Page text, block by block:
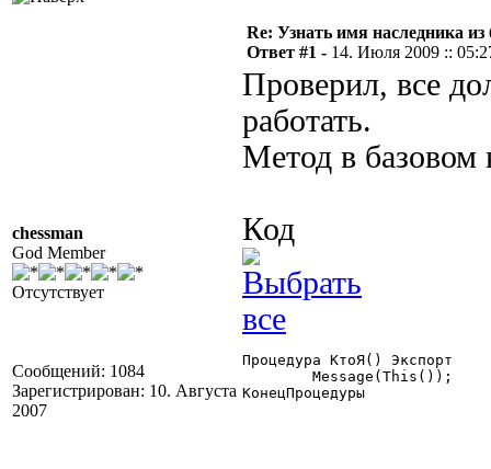
chessman
God Member
Отсутствует
Сообщений: 1084
Зарегистрирован: 10. Августа
2007
Re: Узнать имя наследника из
Ответ #1 - 14. Июля 2009 ::
Проверил, все
работать.
Метод в базовом
Код
Процедура КтоЯ() Экспорт
КонецПроцедуры